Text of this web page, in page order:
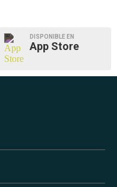
DISPONIBLE EN
App Store